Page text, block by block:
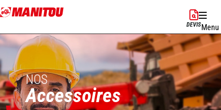
Aller
au
principal
DEVISMenu
NOS
Accessoires